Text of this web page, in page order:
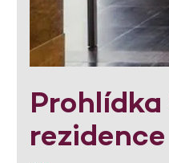
rezidence